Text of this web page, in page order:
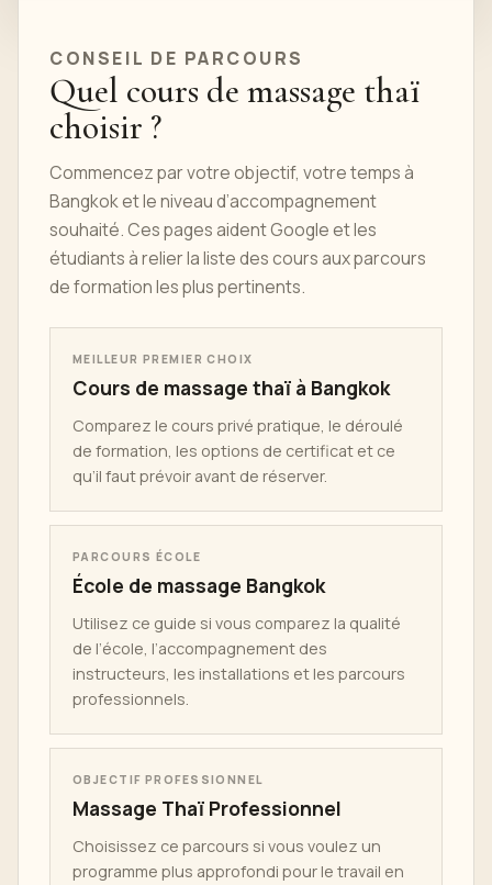
CONSEIL DE PARCOURS
Quel cours de massage thaï
choisir ?
Commencez par votre objectif, votre temps à
Bangkok et le niveau d’accompagnement
souhaité. Ces pages aident Google et les
étudiants à relier la liste des cours aux parcours
de formation les plus pertinents.
MEILLEUR PREMIER CHOIX
Cours de massage thaï à Bangkok
Comparez le cours privé pratique, le déroulé
de formation, les options de certificat et ce
qu’il faut prévoir avant de réserver.
PARCOURS ÉCOLE
École de massage Bangkok
Utilisez ce guide si vous comparez la qualité
de l’école, l’accompagnement des
instructeurs, les installations et les parcours
professionnels.
OBJECTIF PROFESSIONNEL
Massage Thaï Professionnel
Choisissez ce parcours si vous voulez un
programme plus approfondi pour le travail en